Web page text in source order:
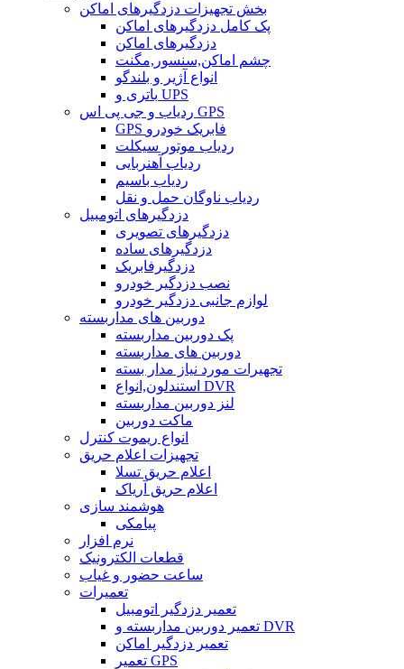
بخش تجهیزات دزدگیرهای اماکن
پک کامل دزدگیرهای اماکن
دزدگیرهای اماکن
چشم اماکن,سنسور,مگنت
انواع آژیر و بلندگو
باتری و UPS
ردیاب و جی پی اس GPS
GPS فابریک خودرو
ردیاب موتور سیکلت
ردیاب آهنربایی
ردیاب باسیم
ردیاب ناوگان حمل و نقل
دزدگیرهای اتومبیل
دزدگیرهای تصویری
دزدگیرهای ساده
دزدگیرفابریک
نصب دزدگیر خودرو
لوازم جانبی دزدگیر خودرو
دوربین های مداربسته
پک دوربین مداربسته
دوربین های مداربسته
تجهیرات مورد نیاز مدار بسته
استندلون,انواع DVR
لنز دوربین مداربسته
ماکت دوربین
انواع ریموت کنترل
تجهیزات اعلام حریق
اعلام حریق تسلا
اعلام حریق آریاک
هوشمند سازی
پیامکی
نرم افزار
قطعات الکترونیک
ساعت حضور و غیاب
تعمیرات
تعمیر دزدگیر اتومبیل
تعمیر دوربین مداربسته و DVR
تعمیر دزدگیر اماکن
تعمیر GPS